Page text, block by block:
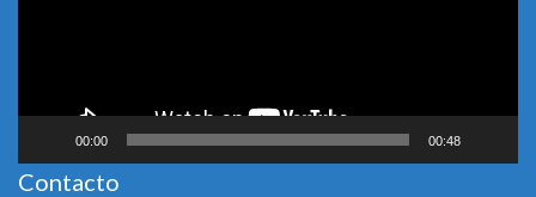
00:00 00:48
Contacto